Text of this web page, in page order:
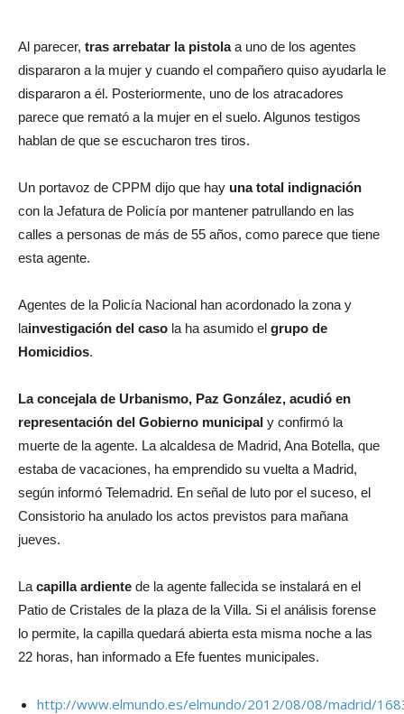
Al parecer, tras arrebatar la pistolaa uno de los agentes
dispararon a la mujer y cuando el compañero quiso ayudarla le
dispararon a él. Posteriormente, uno de los atracadores
parece que remató a la mujer en el suelo. Algunos testigos
hablan de que se escucharon tres tiros.
Un portavoz de CPPM dijo que hay una total indignación
con la Jefatura de Policía por mantener patrullando en las
calles a personas de más de 55 años, como parece que tiene
esta agente.
Agentes de la Policía Nacional han acordonado la zona y
lainvestigación del caso la ha asumido el grupo de
Homicidios.
La concejala de Urbanismo, Paz González, acudió en
representación del Gobierno municipal y confirmó la
muerte de la agente. La alcaldesa de Madrid, Ana Botella, que
estaba de vacaciones, ha emprendido su vuelta a Madrid,
según informó Telemadrid. En señal de luto por el suceso, el
Consistorio ha anulado los actos previstos para mañana
jueves.
La capilla ardiente de la agente fallecida se instalará en el
Patio de Cristales de la plaza de la Villa. Si el análisis forense
lo permite, la capilla quedará abierta esta misma noche a las
22 horas, han informado a Efe fuentes municipales.
http://www.elmundo.es/elmundo/2012/08/08/madrid/